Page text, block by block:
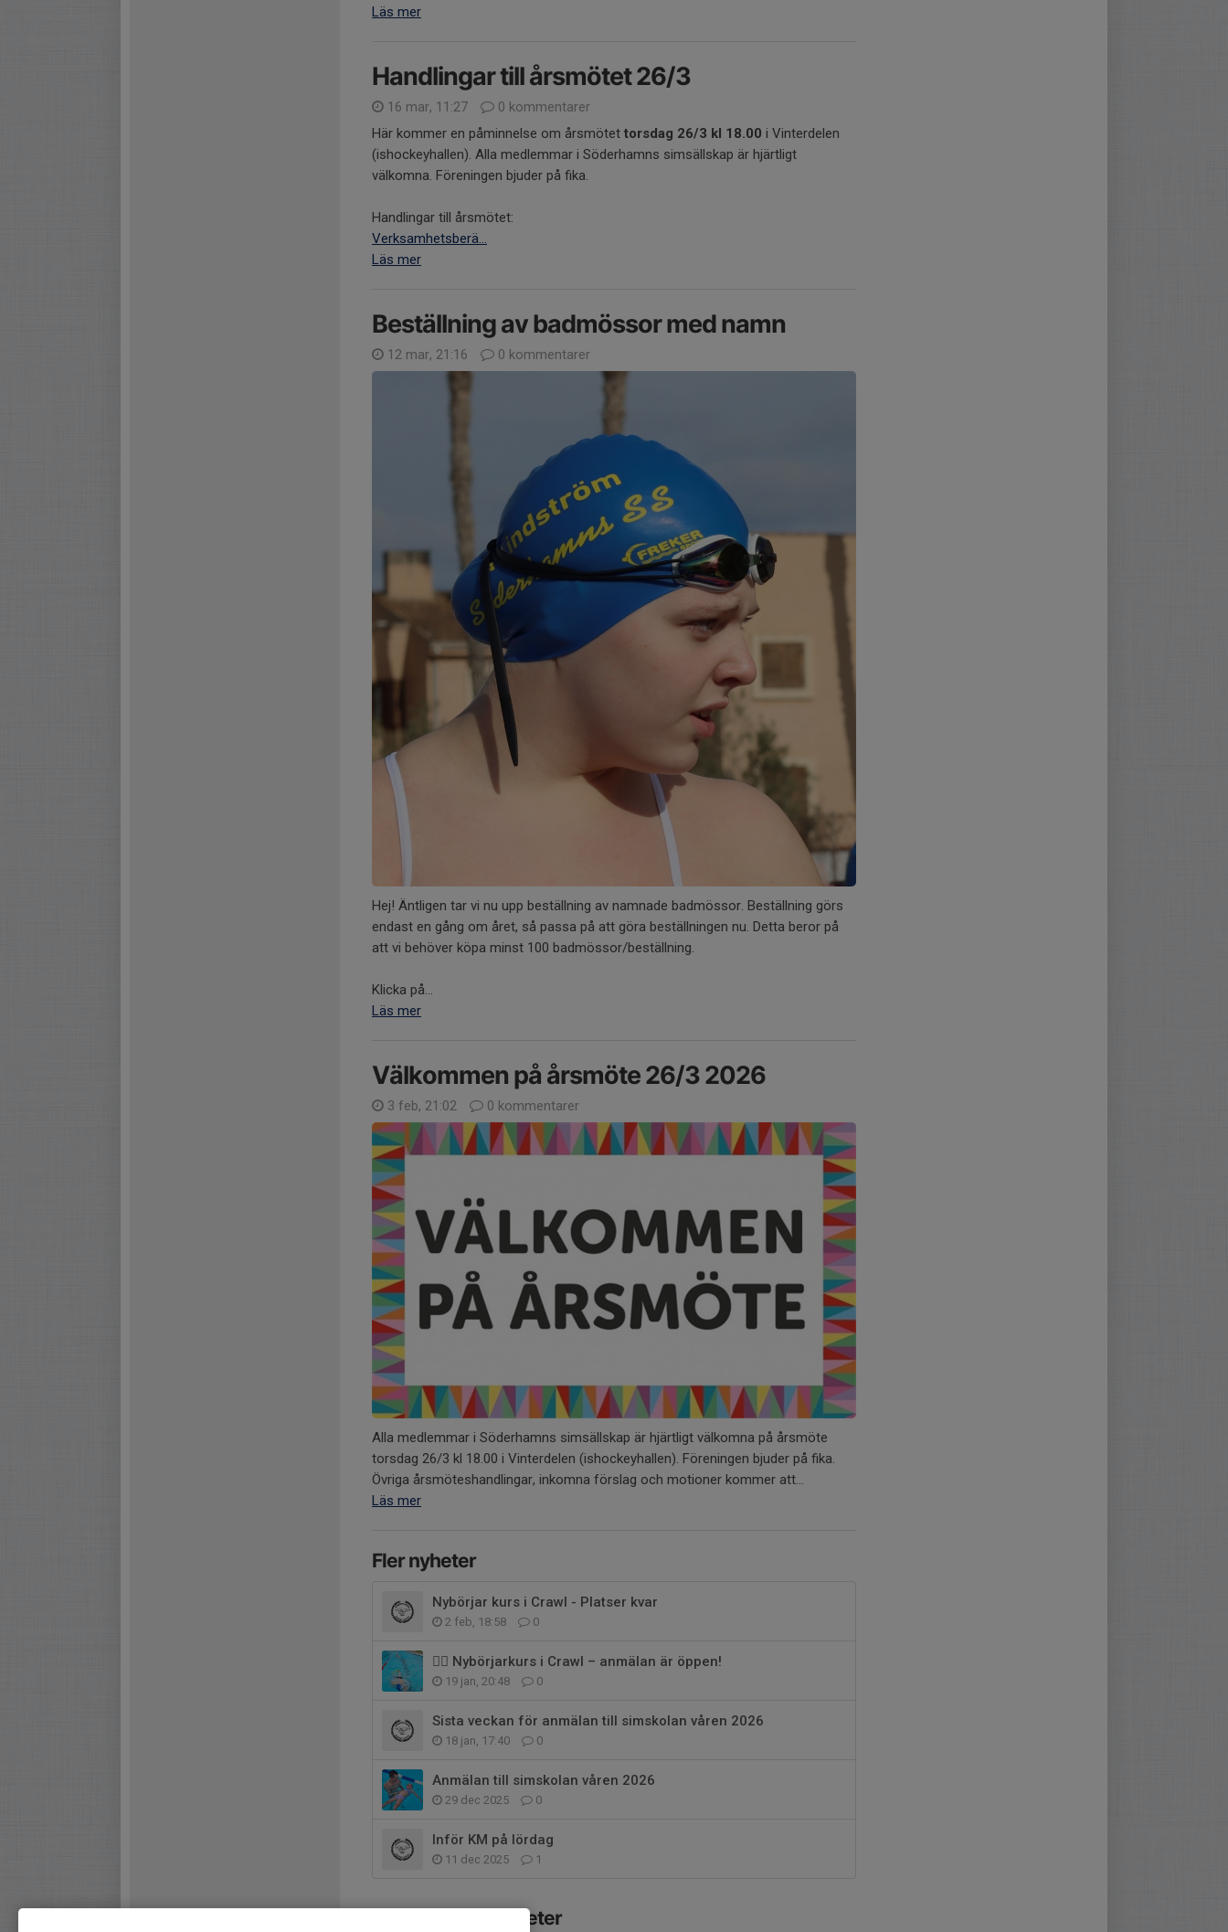
Läs mer
Handlingar till årsmötet 26/3
16 mar, 11:27
0 kommentarer
Här kommer en påminnelse om årsmötet torsdag 26/3 kl 18.00 i Vinterdelen
(ishockeyhallen). Alla medlemmar i Söderhamns simsällskap är hjärtligt
välkomna. Föreningen bjuder på fika.
Handlingar till årsmötet:
Verksamhetsberä...
Läs mer
Beställning av badmössor med namn
12 mar, 21:16 0 kommentarer
Hej! Äntligen tar vi nu upp beställning av namnade badmössor. Beställning görs
endast en gång om året, så passa på att göra beställningen nu. Detta beror på
att vi behöver köpa minst 100 badmössor/beställning.
Klicka på...
Läs mer
Välkommen på årsmöte 26/3 2026
3 feb, 21:02 0 kommentarer
Alla medlemmar i Söderhamns simsällskap är hjärtligt välkomna på årsmöte
torsdag 26/3 kl 18.00 i Vinterdelen (ishockeyhallen). Föreningen bjuder på fika.
Övriga årsmöteshandlingar, inkomna förslag och motioner kommer att...
Läs mer
Fler nyheter
Nybörjar kurs i Crawl - Platser kvar
2 feb, 18:58 0
🏊‍♂️ Nybörjarkurs i Crawl – anmälan är öppen!
19 jan, 20:48 0
Sista veckan för anmälan till simskolan våren 2026
18 jan, 17:40 0
Anmälan till simskolan våren 2026
29 dec 2025 0
Inför KM på lördag
11 dec 2025 1
Kommande aktiviteter